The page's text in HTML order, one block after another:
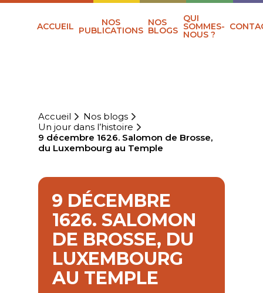
ACCUEIL NOS
PUBLICATIONS
NOS
BLOGS
QUI
SOMMES-
NOUS ?
Accueil
Nos blogs
Un jour dans l’histoire
9 décembre 1626. Salomon de Brosse,
du Luxembourg au Temple
9 DÉCEMBRE
1626. SALOMON
DE BROSSE, DU
LUXEMBOURG
AU TEMPLE